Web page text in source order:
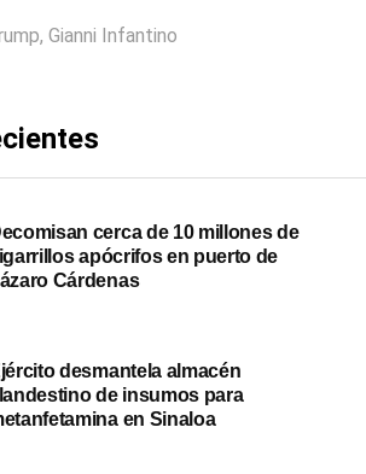
, Gianni Infantino
cerca de 10 millones de
apócrifos en puerto de
Cárdenas
desmantela almacén
de insumos para
en Sinaloa